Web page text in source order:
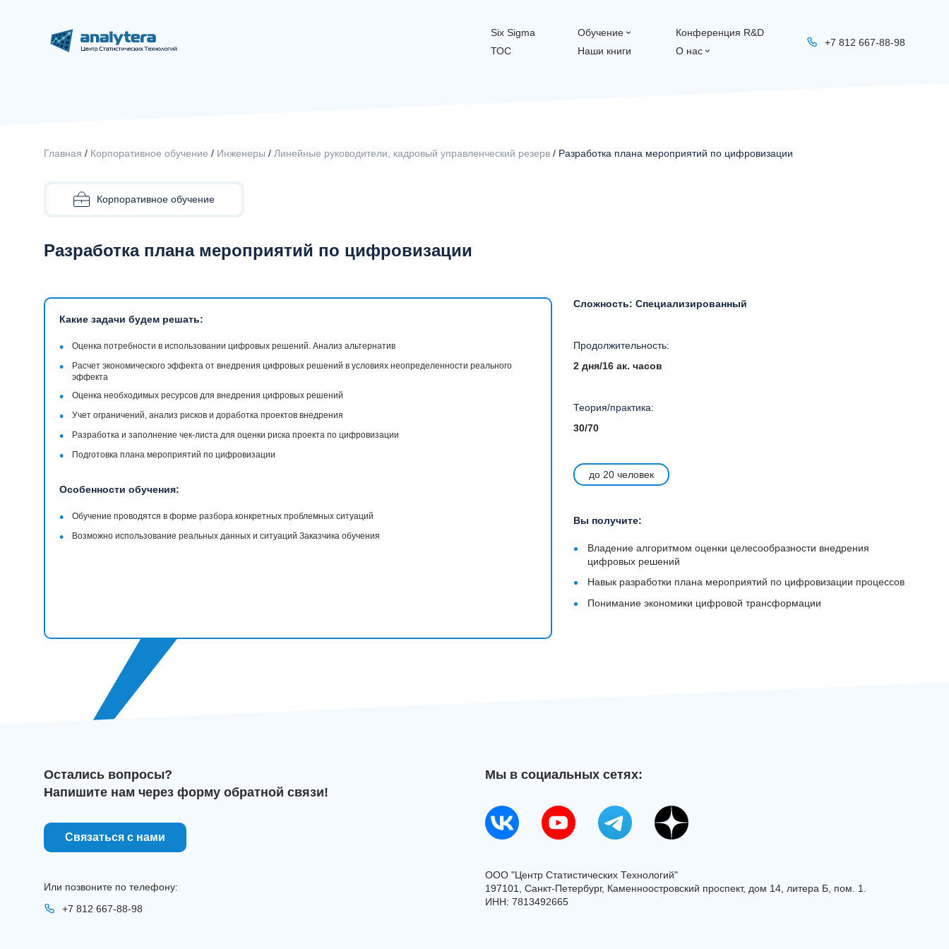
Six Sigma
ТОС
Обучение
Наши книги
Конференция R&D
О нас
+7 812 667-88-98
Главная / Корпоративное обучение / Инженеры / Линейные руководители, кадровый управленческий резерв / Разработка плана мероприятий по цифровизации
Корпоративное обучение
Разработка плана мероприятий по цифровизации
Какие задачи будем решать:
• Оценка потребности в использовании цифровых решений. Анализ альтернатив
•
Расчет экономического эффекта от внедрения цифровых решений в условиях неопределенности реального
эффекта
• Оценка необходимых ресурсов для внедрения цифровых решений
• Учет ограничений, анализ рисков и доработка проектов внедрения
• Разработка и заполнение чек-листа для оценки риска проекта по цифровизации
• Подготовка плана мероприятий по цифровизации
Особенности обучения:
• Обучение проводятся в форме разбора конкретных проблемных ситуаций
• Возможно использование реальных данных и ситуаций Заказчика обучения
Сложность: Специализированный
Продолжительность:
2 дня/16 ак. часов
Теория/практика:
30/70
до 20 человек
Вы получите:
•
Владение алгоритмом оценки целесообразности внедрения
цифровых решений
• Навык разработки плана мероприятий по цифровизации процессов
• Понимание экономики цифровой трансформации
Остались вопросы?
Напишите нам через форму обратной связи!
Связаться с нами
Или позвоните по телефону:
+7 812 667-88-98
Мы в социальных сетях:
ООО "Центр Статистических Технологий"
197101, Санкт-Петербург, Каменноостровский проспект, дом 14, литера Б, пом. 1.
ИНН: 7813492665